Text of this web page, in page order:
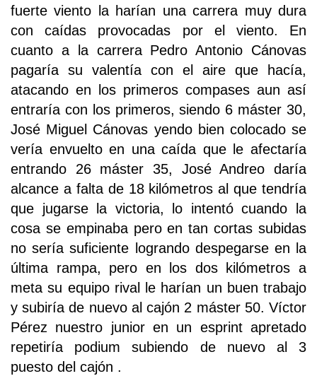
fuerte viento la harían una carrera muy dura
con caídas provocadas por el viento. En
cuanto a la carrera Pedro Antonio Cánovas
pagaría su valentía con el aire que hacía,
atacando en los primeros compases aun así
entraría con los primeros, siendo 6 máster 30,
José Miguel Cánovas yendo bien colocado se
vería envuelto en una caída que le afectaría
entrando 26 máster 35, José Andreo daría
alcance a falta de 18 kilómetros al que tendría
que jugarse la victoria, lo intentó cuando la
cosa se empinaba pero en tan cortas subidas
no sería suficiente logrando despegarse en la
última rampa, pero en los dos kilómetros a
meta su equipo rival le harían un buen trabajo
y subiría de nuevo al cajón 2 máster 50. Víctor
Pérez nuestro junior en un esprint apretado
repetiría podium subiendo de nuevo al 3
puesto del cajón .